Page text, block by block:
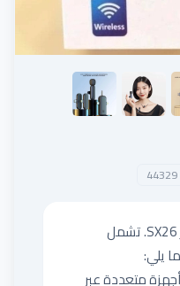
44329
ثلاثة في واحد: متوافق مع أجهزة متعددة عبر